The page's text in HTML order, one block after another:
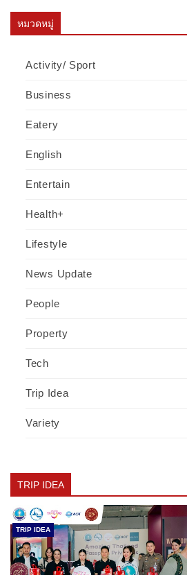
หมวดหมู่
Activity/ Sport
Business
Eatery
English
Entertain
Health+
Lifestyle
News Update
People
Property
Tech
Trip Idea
Variety
TRIP IDEA
TRIP IDEA